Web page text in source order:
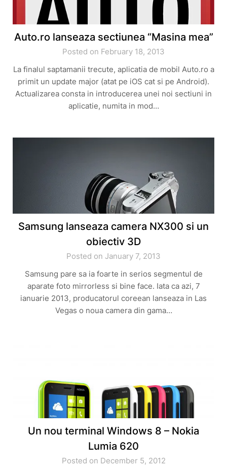
Auto.ro lanseaza sectiunea “Masina mea”
Posted on February 18, 2013
La finalul saptamanii trecute, aplicatia de mobil Auto.ro a
primit un update major (atat pe iOS cat si pe Android).
Actualizarea consta in introducerea unei noi sectiuni in
aplicatie, numita in mod…
Samsung lanseaza camera NX300 si un
obiectiv 3D
Posted on January 7, 2013
Samsung pare sa ia foarte in serios segmentul de
aparate foto mirrorless si bine face. Iata ca azi, 7
ianuarie 2013, producatorul coreean lanseaza in Las
Vegas o noua camera din gama…
Un nou terminal Windows 8 – Nokia
Lumia 620
Posted on December 5, 2012